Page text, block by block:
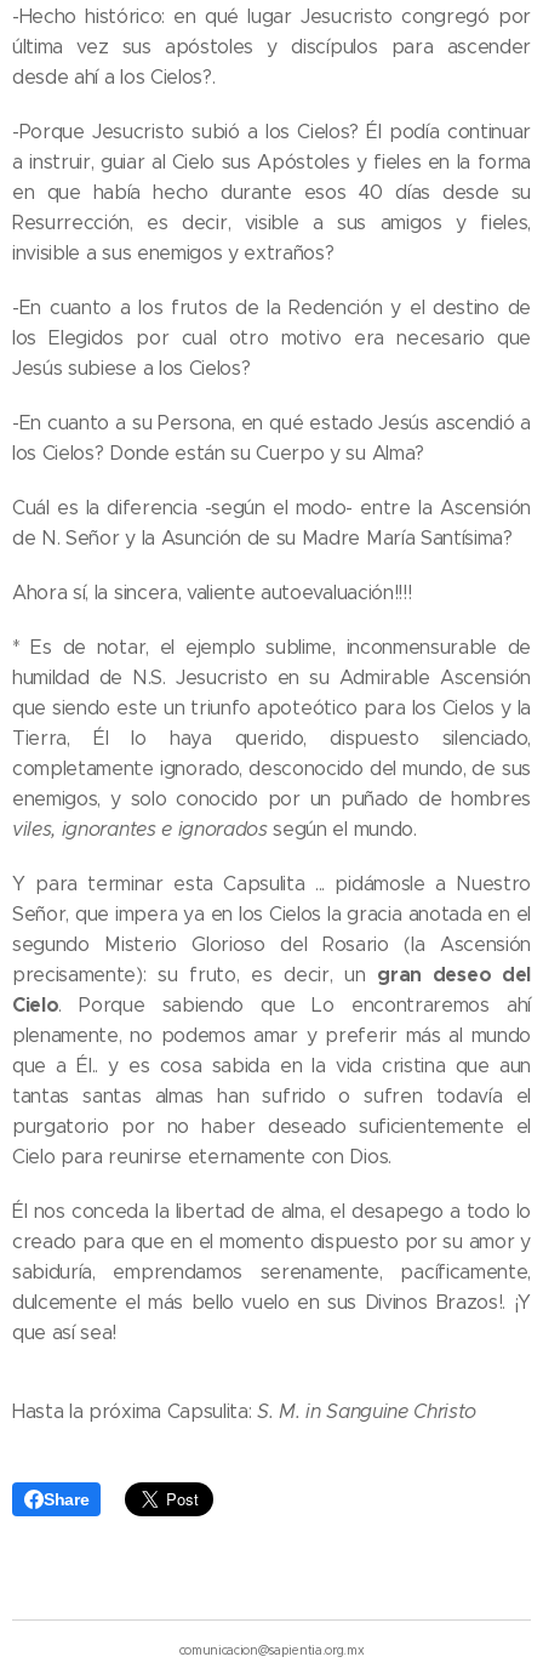
-Hecho histórico: en qué lugar Jesucristo congregó por
última vez sus apóstoles y discípulos para ascender
desde ahí a los Cielos?.
-Porque Jesucristo subió a los Cielos? Él podía continuar
a instruir, guiar al Cielo sus Apóstoles y fieles en la forma
en que había hecho durante esos 40 días desde su
Resurrección, es decir, visible a sus amigos y fieles,
invisible a sus enemigos y extraños?
-En cuanto a los frutos de la Redención y el destino de
los Elegidos por cual otro motivo era necesario que
Jesús subiese a los Cielos?
-En cuanto a su Persona, en qué estado Jesús ascendió a
los Cielos? Donde están su Cuerpo y su Alma?
Cuál es la diferencia -según el modo- entre la Ascensión
de N. Señor y la Asunción de su Madre María Santísima?
Ahora sí, la sincera, valiente autoevaluación!!!!
* Es de notar, el ejemplo sublime, inconmensurable de
humildad de N.S. Jesucristo en su Admirable Ascensión
que siendo este un triunfo apoteótico para los Cielos y la
Tierra, Él lo haya querido, dispuesto silenciado,
completamente ignorado, desconocido del mundo, de sus
enemigos, y solo conocido por un puñado de hombres
viles, ignorantes e ignoradossegún el mundo.
Y para terminar esta Capsulita ... pidámosle a Nuestro
Señor, que impera ya en los Cielos la gracia anotada en el
segundo Misterio Glorioso del Rosario (la Ascensión
precisamente): su fruto, es decir, un gran deseo del
Cielo. Porque sabiendo que Lo encontraremos ahí
plenamente, no podemos amar y preferir más al mundo
que a Él.. y es cosa sabida en la vida cristina que aun
tantas santas almas han sufrido o sufren todavía el
purgatorio por no haber deseado suficientemente el
Cielo para reunirse eternamente con Dios.
Él nos conceda la libertad de alma, el desapego a todo lo
creado para que en el momento dispuesto por su amor y
sabiduría, emprendamos serenamente, pacíficamente,
dulcemente el más bello vuelo en sus Divinos Brazos!. ¡Y
que así sea!  
Hasta la próxima Capsulita:S. M. in Sanguine Christo
Share
comunicacion@sapientia.org.mx